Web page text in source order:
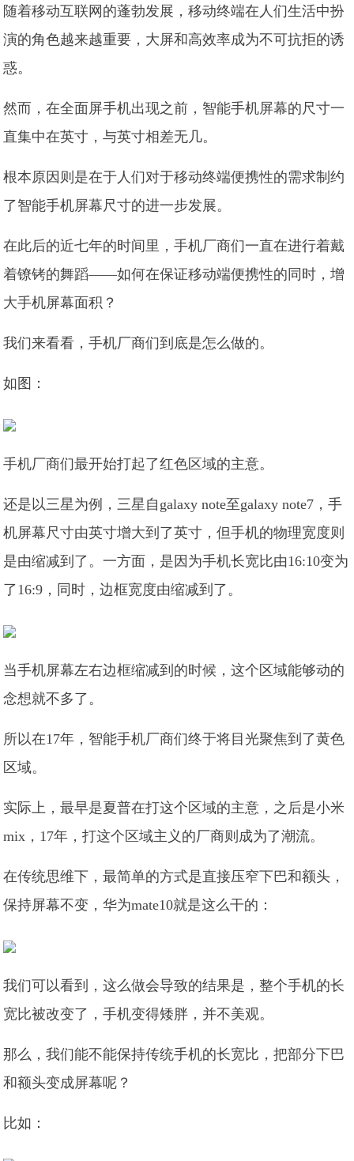
随着移动互联网的蓬勃发展，移动终端在人们生活中扮
演的角色越来越重要，大屏和高效率成为不可抗拒的诱
惑。
然而，在全面屏手机出现之前，智能手机屏幕的尺寸一
直集中在英寸，与英寸相差无几。
根本原因则是在于人们对于移动终端便携性的需求制约
了智能手机屏幕尺寸的进一步发展。
在此后的近七年的时间里，手机厂商们一直在进行着戴
着镣铐的舞蹈——如何在保证移动端便携性的同时，增
大手机屏幕面积？
我们来看看，手机厂商们到底是怎么做的。
如图：
手机厂商们最开始打起了红色区域的主意。
还是以三星为例，三星自galaxy note至galaxy note7，手
机屏幕尺寸由英寸增大到了英寸，但手机的物理宽度则
是由缩减到了。一方面，是因为手机长宽比由16:10变为
了16:9，同时，边框宽度由缩减到了。
当手机屏幕左右边框缩减到的时候，这个区域能够动的
念想就不多了。
所以在17年，智能手机厂商们终于将目光聚焦到了黄色
区域。
实际上，最早是夏普在打这个区域的主意，之后是小米
mix，17年，打这个区域主义的厂商则成为了潮流。
在传统思维下，最简单的方式是直接压窄下巴和额头，
保持屏幕不变，华为mate10就是这么干的：
我们可以看到，这么做会导致的结果是，整个手机的长
宽比被改变了，手机变得矮胖，并不美观。
那么，我们能不能保持传统手机的长宽比，把部分下巴
和额头变成屏幕呢？
比如：